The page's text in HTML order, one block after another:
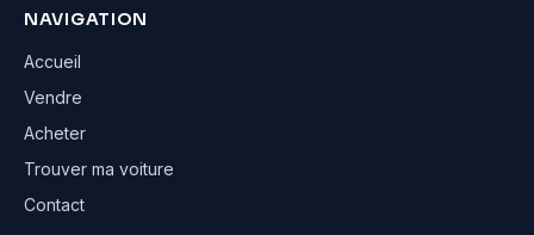
NAVIGATION
Accueil
Vendre
Acheter
Trouver ma voiture
Contact